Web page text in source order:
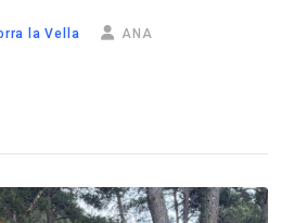
la Vella ANA